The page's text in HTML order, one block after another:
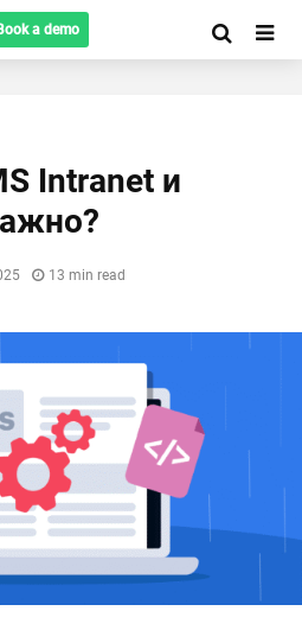
a demo
Intranet и
13 min read